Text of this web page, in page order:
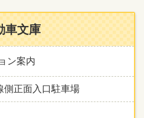
車文庫
ン案内
側正面入口駐車場